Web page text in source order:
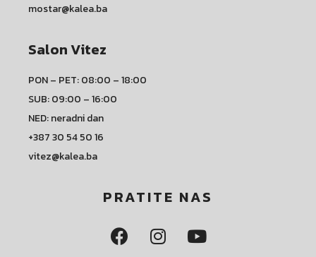
mostar@kalea.ba
Salon Vitez
PON – PET: 08:00 – 18:00
SUB: 09:00 – 16:00
NED: neradni dan
+387 30 54 50 16
vitez@kalea.ba
PRATITE NAS